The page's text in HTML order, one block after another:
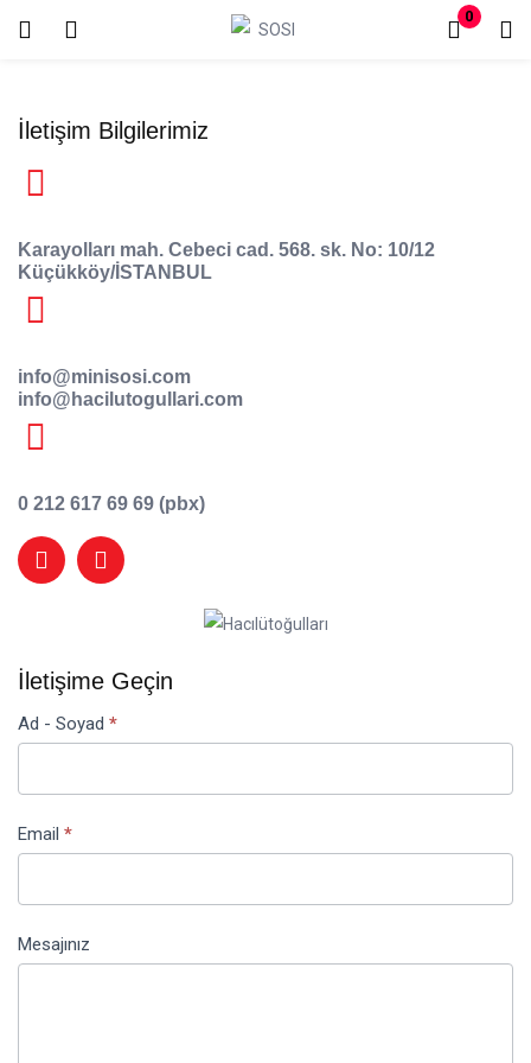
0
Kayıt Ol
Giriş yapmak için kullanıcı adınızı ve şifrenizi girin.
İletişim Bilgilerimiz
Karayolları mah. Cebeci cad. 568. sk. No: 10/12
Küçükköy/İSTANBUL
info@minisosi.com
info@hacilutogullari.com
0 212 617 69 69 (pbx)
İletişime Geçin
İletişim
Ad - Soyad *
Email *
Mesajınız